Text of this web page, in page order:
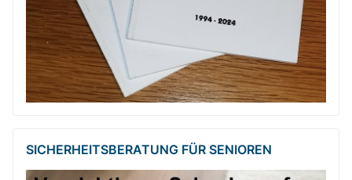
SICHERHEITSBE­RATUNG FÜR SENIOREN